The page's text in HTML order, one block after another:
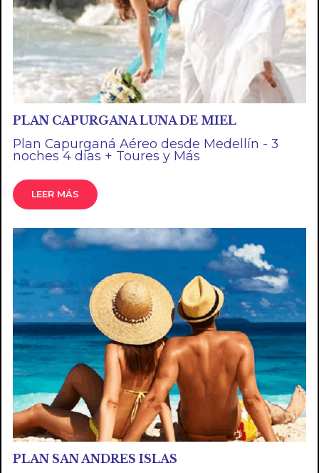
PLAN CAPURGANA LUNA DE MIEL
Plan Capurganá Aéreo desde Medellín - 3
noches 4 días + Toures y Más
LEER MÁS
PLAN SAN ANDRES ISLAS